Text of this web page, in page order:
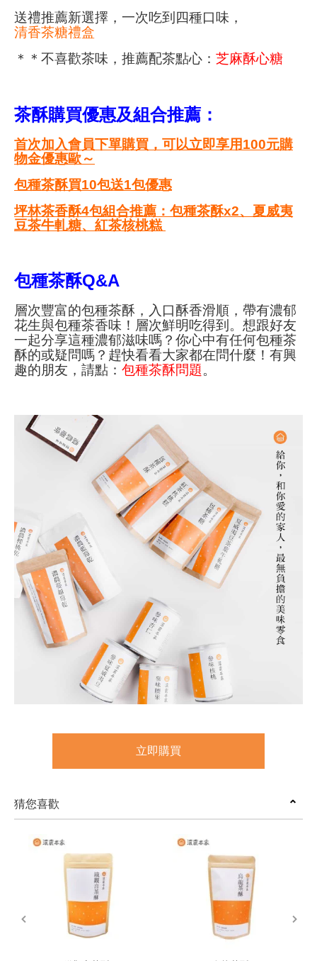
送禮推薦新選擇，一次吃到四種口味，
清香茶糖禮盒
＊＊不喜歡茶味，推薦配茶點心： 芝麻酥心糖
茶酥購買優惠及組合推薦：
首次加入會員下單購買， 可以立即享用100元購
物金優惠歐～
包種茶酥買10包送1包優惠
坪林茶香酥4包組合推薦：包種茶酥x2、夏威夷
豆茶牛軋糖、紅茶核桃糕
包種茶酥Q&A
層次豐富的包種茶酥， 入口酥香滑順， 帶有濃郁
花生與包種茶香味！ 層次鮮明吃得到。 想跟好友
一起分享這種濃郁滋味嗎？你心中有任何包種茶
酥的或疑問嗎？ 趕快看看大家都在問什麼！ 有興
趣的朋友，請點： 包種茶酥問題。
立即購買
猜您喜歡